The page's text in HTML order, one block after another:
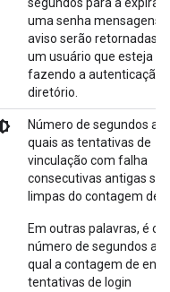
uma senha mensagens
aviso serão retornadas
um usuário que esteja
fazendo a autenticação
diretório.
Número de segundos
quais as tentativas de
vinculação com falha
consecutivas antigas são
limpas do contagem de
Em outras palavras, é o
número de segundos
qual a contagem de
tentativas de login